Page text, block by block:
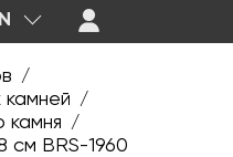
/
камней /
камня /
см BRS-1960